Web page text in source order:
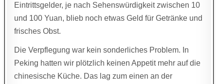
Eintrittsgelder, je nach Sehenswürdigkeit zwischen 10
und 100 Yuan, blieb noch etwas Geld für Getränke und
frisches Obst.
Die Verpflegung war kein sonderliches Problem. In
Peking hatten wir plötzlich keinen Appetit mehr auf die
chinesische Küche. Das lag zum einen an der